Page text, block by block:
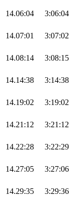
14.06:04 3:06:04
14.07:01 3:07:02
14.08:14 3:08:15
14.14:38 3:14:38
14.19:02 3:19:02
14.21:12 3:21:12
14.22:28 3:22:29
14.27:05 3:27:06
14.29:35 3:29:36